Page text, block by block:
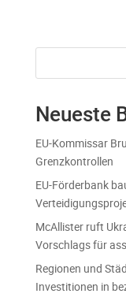
Neueste
EU-Kommissar
Grenzkontrollen
EU-Förderbank
McAllister ruft
Vorschlags für
Regionen und
Investitionen in